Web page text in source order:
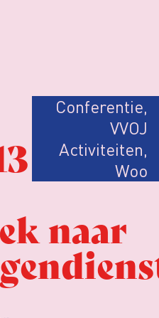
Conferentie,
VVOJ
Activiteiten,
Woo
naar